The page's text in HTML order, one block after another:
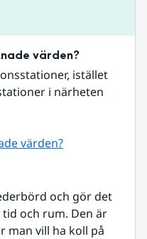
värden?
istället
i närheten
värden?
och gör det
och rum. Den är
man vill ha koll på